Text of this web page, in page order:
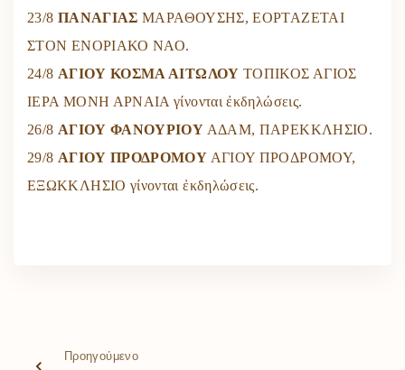
23/8 ΠΑΝΑΓΙΑΣ ΜΑΡΑΘΟΥΣΗΣ, ΕΟΡΤΑΖΕΤΑΙ
ΣΤΟΝ ΕΝΟΡΙΑΚΟ ΝΑΟ.
24/8 ΑΓΙΟΥ ΚΟΣΜΑ ΑΙΤΩΛΟΥ ΤΟΠΙΚΟΣ ΑΓΙΟΣ
ΙΕΡΑ ΜΟΝΗ ΑΡΝΑΙΑ γίνονται ἐκδηλώσεις.
26/8 ΑΓΙΟΥ ΦΑΝΟΥΡΙΟΥ ΑΔΑΜ, ΠΑΡΕΚΚΛΗΣΙΟ.
29/8 ΑΓΙΟΥ ΠΡΟΔΡΟΜΟΥ ΑΓΙΟΥ ΠΡΟΔΡΟΜΟΥ,
ΕΞΩΚΚΛΗΣΙΟ γίνονται ἐκδηλώσεις.
Προηγούμενο